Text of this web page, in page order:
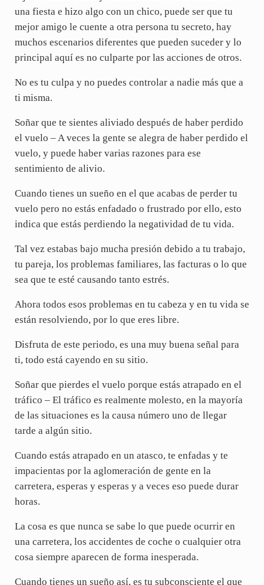
una fiesta e hizo algo con un chico, puede ser que tu
mejor amigo le cuente a otra persona tu secreto, hay
muchos escenarios diferentes que pueden suceder y lo
principal aquí es no culparte por las acciones de otros.
No es tu culpa y no puedes controlar a nadie más que a
ti misma.
Soñar que te sientes aliviado después de haber perdido
el vuelo – A veces la gente se alegra de haber perdido el
vuelo, y puede haber varias razones para ese
sentimiento de alivio.
Cuando tienes un sueño en el que acabas de perder tu
vuelo pero no estás enfadado o frustrado por ello, esto
indica que estás perdiendo la negatividad de tu vida.
Tal vez estabas bajo mucha presión debido a tu trabajo,
tu pareja, los problemas familiares, las facturas o lo que
sea que te esté causando tanto estrés.
Ahora todos esos problemas en tu cabeza y en tu vida se
están resolviendo, por lo que eres libre.
Disfruta de este periodo, es una muy buena señal para
ti, todo está cayendo en su sitio.
Soñar que pierdes el vuelo porque estás atrapado en el
tráfico – El tráfico es realmente molesto, en la mayoría
de las situaciones es la causa número uno de llegar
tarde a algún sitio.
Cuando estás atrapado en un atasco, te enfadas y te
impacientas por la aglomeración de gente en la
carretera, esperas y esperas y a veces eso puede durar
horas.
La cosa es que nunca se sabe lo que puede ocurrir en
una carretera, los accidentes de coche o cualquier otra
cosa siempre aparecen de forma inesperada.
Cuando tienes un sueño así, es tu subconsciente el que